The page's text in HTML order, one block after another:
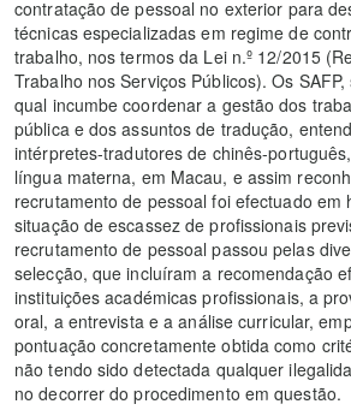
contratação de pessoal no exterior para
técnicas especializadas em regime de
trabalho, nos termos da Lei n.º 12/2015
Trabalho nos Serviços Públicos). Os
qual incumbe coordenar a gestão dos
pública e dos assuntos de tradução,
intérpretes-tradutores de chinês-
língua materna, em Macau, e assim
recrutamento de pessoal foi efectuado em
situação de escassez de profissionais
recrutamento de pessoal passou pelas
selecção, que incluíram a recomendação
instituições académicas profissionais, a
oral, a entrevista e a análise curricular,
pontuação concretamente obtida como
não tendo sido detectada qualquer
no decorrer do procedimento em questão.